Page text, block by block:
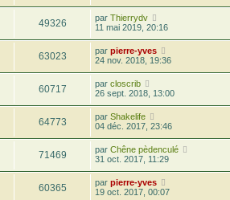
49326 par Thierrydv
11 mai 2019, 20:16
63023 par pierre-yves
24 nov. 2018, 19:36
60717 par closcrib
26 sept. 2018, 13:00
64773 par Shakelife
04 déc. 2017, 23:46
71469 par Chêne pèdenculé
31 oct. 2017, 11:29
60365 par pierre-yves
19 oct. 2017, 00:07